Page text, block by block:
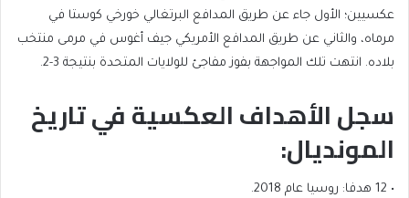
عكسيين؛ الأول جاء عن طريق المدافع البرتغالي خورخي كوستا في
مرماه، والثاني عن طريق المدافع الأمريكي جيف أغوس في مرمى منتخب
بلاده. انتهت تلك المواجهة بفوز مفاجئ للولايات المتحدة بنتيجة 3-2.
سجل الأهداف العكسية في تاريخ
المونديال:
• 12 هدفا: روسيا عام 2018.